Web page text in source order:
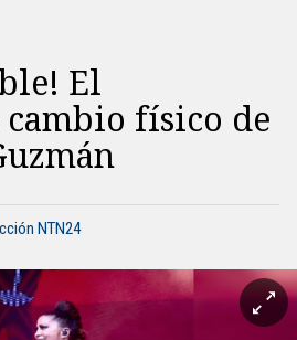
El
físico de
NTN24